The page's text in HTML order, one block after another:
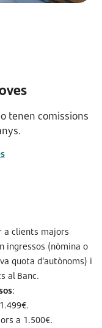
tenen comissions
a clients majors
ingressos (nòmina o
quota d’autònoms) i
al Banc.
:
a 1.500€.